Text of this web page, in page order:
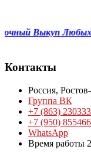
Выкуп Любых
Контакты
Россия,
Группа ВК
+7 (863)
+7 (950)
WhatsApp
Время работы